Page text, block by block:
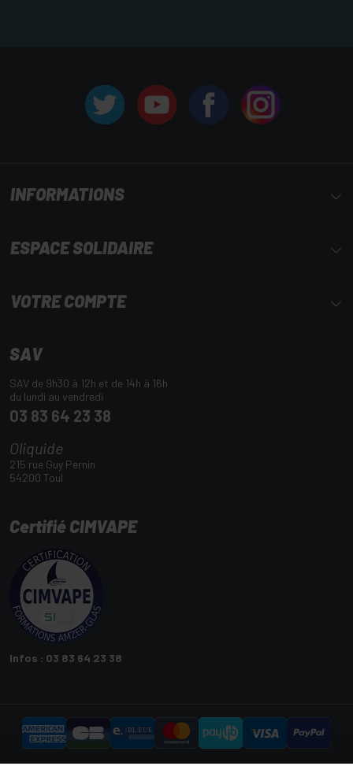
INFORMATIONS
ESPACE SOLIDAIRE
VOTRE COMPTE
SAV
SAV de 9h30 à 12h et de 14h à 16h
du lundi au vendredi
03 83 64 23 38
Oliquide
215 rue Guy Pernin
54200 Toul
Certifié CIMVAPE
Infos : 03 83 64 23 38